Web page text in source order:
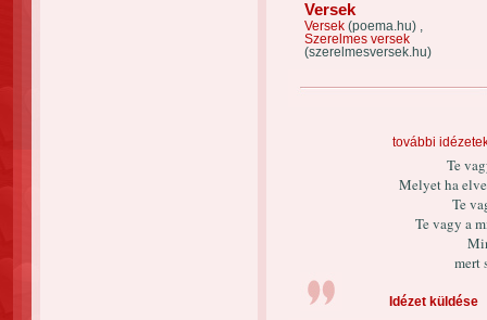
Versek
Versek(poema.hu) ,
Szerelmes versek
(szerelmesversek.hu)
további
Te
Melyet ha
Te
Te vagy a
mert
Idézet küldése